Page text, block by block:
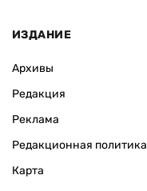
ИЗДАНИЕ
Архивы
Редакция
Реклама
Редакционная политика
Карта